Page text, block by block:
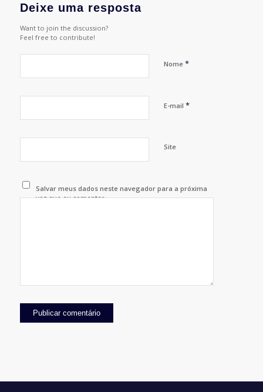
Deixe uma resposta
Want to join the discussion?
Feel free to contribute!
Nome *
E-mail *
Site
Salvar meus dados neste navegador para a próxima
vez que eu comentar.